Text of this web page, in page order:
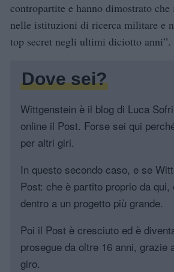
contropartite e hanno dimostrato
nelle istituzioni di ricerca militare e
top secret negli ultimi diciotto anni”.
Dove sei?
Wittgenstein è il blog di Luca
online il Post. Forse sei qui
per altri giri.
In questo secondo caso, e se
Post: che è partito proprio da
dentro a un progetto più grande.
Poi il Post è cresciuto ed è
prosegue da oltre 16 anni,
giro.